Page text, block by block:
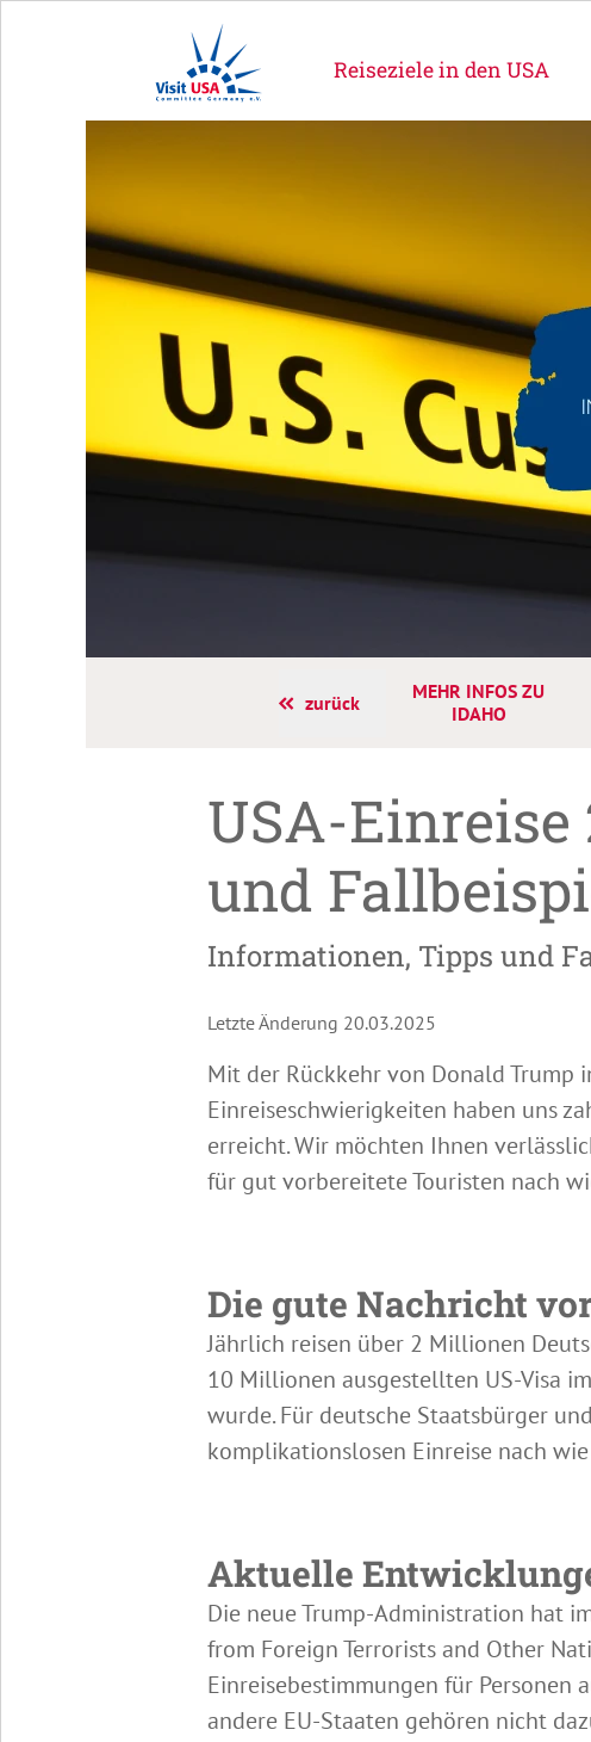
Reiseziele in den USA
zurück
MEHR INFOS ZU
IDAHO
USA-
und
Informationen, Tipps und
Letzte Änderung 20.03.2025
Mit der Rückkehr von Donald Trump
Einreiseschwierigkeiten haben uns
erreicht. Wir möchten Ihnen
für gut vorbereitete Touristen nach
Die gute Nachricht
Jährlich reisen über 2 Millionen
10 Millionen ausgestellten US-Visa
wurde. Für deutsche Staatsbürger
komplikationslosen Einreise nach
Aktuelle
Die neue Trump-Administration hat
from Foreign Terrorists and Other
Einreisebestimmungen für Personen
andere EU-Staaten gehören nicht